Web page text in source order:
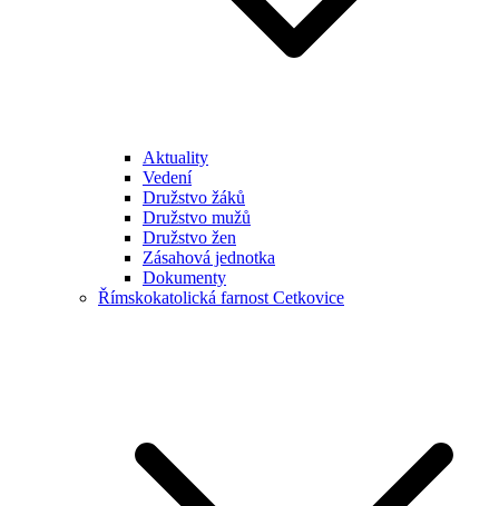
Aktuality
Vedení
Družstvo žáků
Družstvo mužů
Družstvo žen
Zásahová jednotka
Dokumenty
Římskokatolická farnost Cetkovice